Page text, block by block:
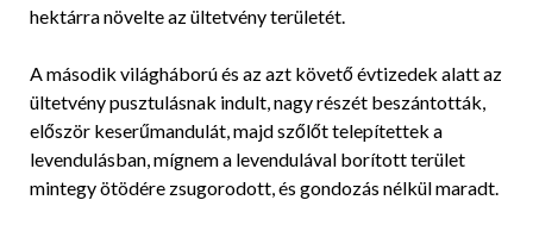
hektárra növelte az ültetvény területét.
A második világháború és az azt követő évtizedek alatt az
ültetvény pusztulásnak indult, nagy részét beszántották,
először keserűmandulát, majd szőlőt telepítettek a
levendulásban, mígnem a levendulával borított terület
mintegy ötödére zsugorodott, és gondozás nélkül maradt.